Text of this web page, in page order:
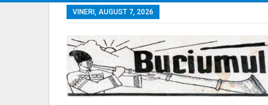
VINERI, AUGUST 7, 2026